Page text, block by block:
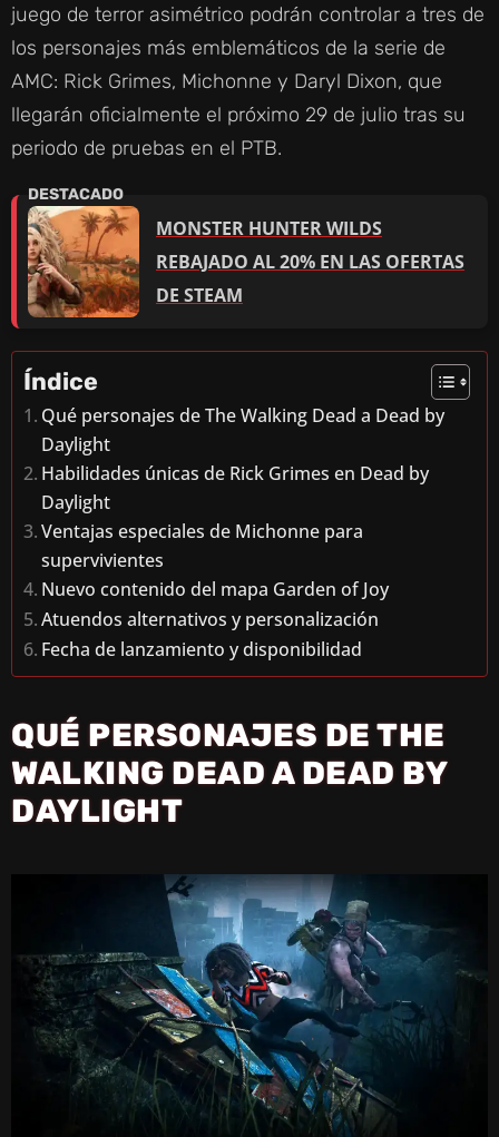
juego de terror asimétrico podrán controlar a tres de
los personajes más emblemáticos de la serie de
AMC: Rick Grimes, Michonne y Daryl Dixon, que
llegarán oficialmente el próximo 29 de julio tras su
periodo de pruebas en el PTB.
MONSTER HUNTER WILDS
REBAJADO AL 20% EN LAS OFERTAS
DE STEAM
Índice
Qué personajes de The Walking Dead a Dead by
Daylight
Habilidades únicas de Rick Grimes en Dead by
Daylight
Ventajas especiales de Michonne para
supervivientes
Nuevo contenido del mapa Garden of Joy
Atuendos alternativos y personalización
Fecha de lanzamiento y disponibilidad
QUÉ PERSONAJES DE THE
WALKING DEAD A DEAD BY
DAYLIGHT